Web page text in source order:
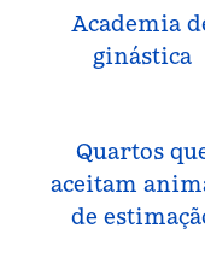
Academia
ginástica
Quartos
aceitam
de